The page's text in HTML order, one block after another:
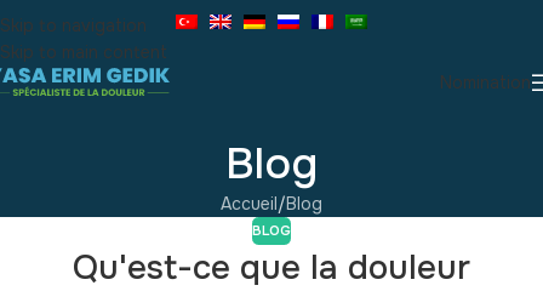
Skip to navigation
Skip to main content
Nomination
Blog
Accueil Blog
BLOG
Qu'est-ce que la douleur